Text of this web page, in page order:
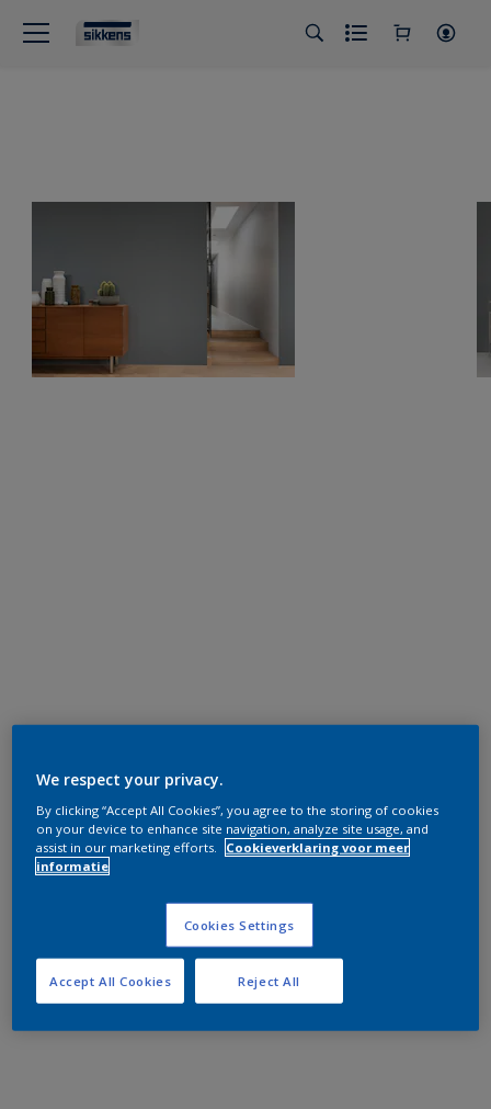
We respect your privacy.
By clicking “Accept All Cookies”, you agree to the storing of cookies
on your device to enhance site navigation, analyze site usage, and
assist in our marketing efforts.
Cookieverklaring voor meer
informatie
Cookies Settings
Reject All
Accept All Cookies